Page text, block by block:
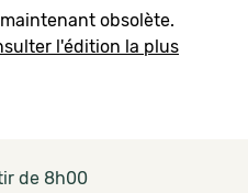
obsolète.
l'édition la plus
de 8h00